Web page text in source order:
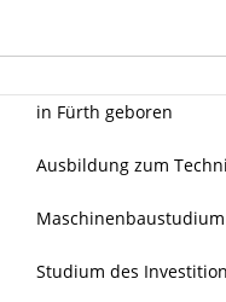
in Fürth geboren
Ausbildung zum
Studium des